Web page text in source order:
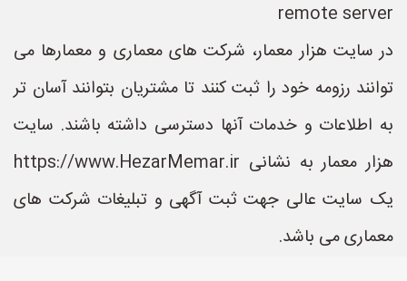
remote server
در سایت هزار معمار، شرکت های معماری و معمارها می
توانند رزومه خود را ثبت کنند تا مشتریان بتوانند آسان تر
به اطلاعات و خدمات آنها دسترسی داشته باشند. سایت
هزار معمار به نشانی https://www.HezarMemar.ir
یک سایت عالی جهت ثبت آگهی و تبلیغات شرکت های
معماری می باشد.